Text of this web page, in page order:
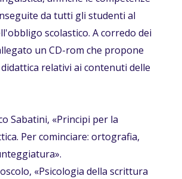
da tutti gli studenti al
scolastico. A corredo dei
un CD-rom che propone
relativi ai contenuti delle
Sabatini, «Principi per la
Per cominciare: ortografia,
«Psicologia della scrittura